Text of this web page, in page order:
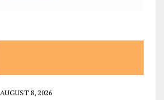
AUGUST 8, 2026